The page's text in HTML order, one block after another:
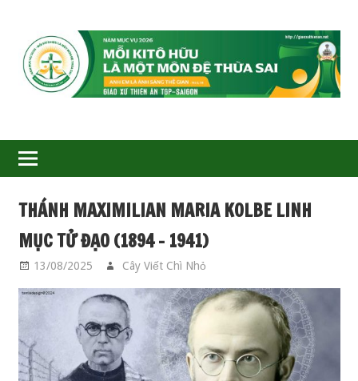
GIÁO
XỨ
THIÊN
ÂN-
TGP
SAIGON
THÁNH MAXIMILIAN MARIA KOLBE LINH
MỤC TỬ ĐẠO (1894 – 1941)
13/08/2025 Cây Viết Chì Nhỏ